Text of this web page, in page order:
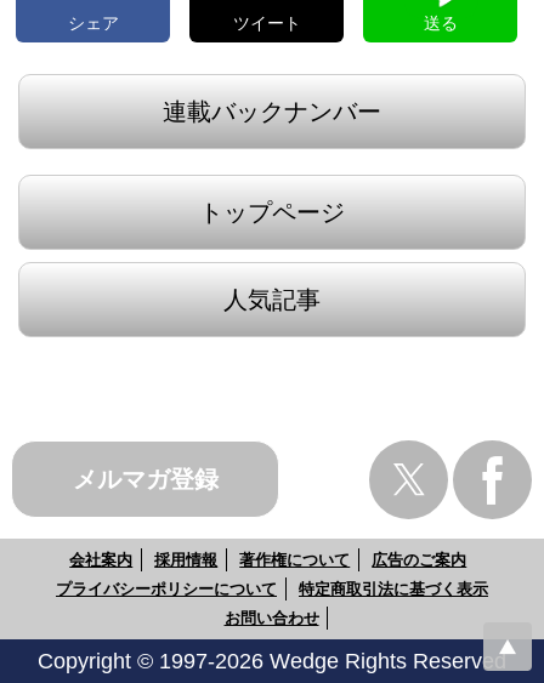
シェア ツイート 送る
連載バックナンバー
トップページ
人気記事
メルマガ登録
会社案内 採用情報 著作権について
広告のご案内
プライバシーポリシーについて
特定商取引法に基づく表示
お問い合わせ
Copyright © 1997-2026 Wedge Rights Reserved